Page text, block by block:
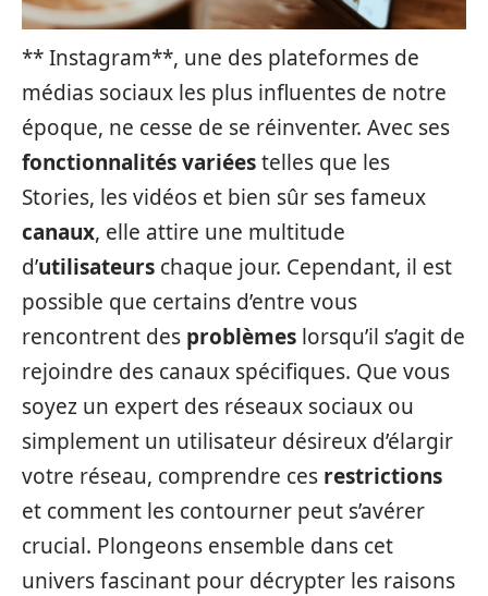
** Instagram**, une des plateformes de
médias sociaux les plus influentes de notre
époque, ne cesse de se réinventer. Avec ses
fonctionnalités variéestelles que les
Stories, les vidéos et bien sûr ses fameux
canaux, elle attire une multitude
d’utilisateurs chaque jour. Cependant, il est
possible que certains d’entre vous
rencontrent des problèmes lorsqu’il s’agit de
rejoindre des canaux spécifiques. Que vous
soyez un expert des réseaux sociaux ou
simplement un utilisateur désireux d’élargir
votre réseau, comprendre ces restrictions
et comment les contourner peut s’avérer
crucial. Plongeons ensemble dans cet
univers fascinant pour décrypter les raisons